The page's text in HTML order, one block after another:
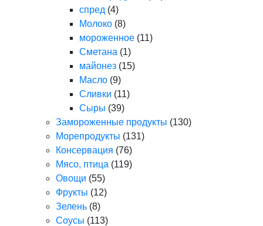
спред (4)
Молоко (8)
мороженное (11)
Сметана (1)
майонез (15)
Масло (9)
Сливки (11)
Сыры (39)
Замороженные продукты (130)
Морепродукты (131)
Консервация (76)
Мясо, птица (119)
Овощи (55)
Фрукты (12)
Зелень (8)
Соусы (113)